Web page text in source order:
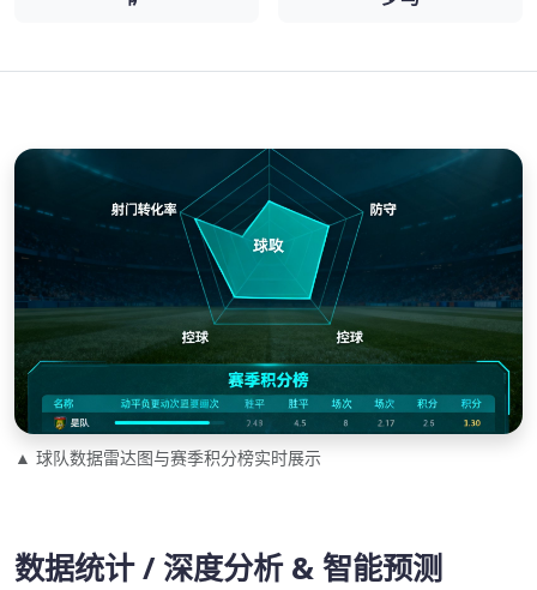
▲ 球队数据雷达图与赛季积分榜实时展示
数据统计 / 深度分析 & 智能预测